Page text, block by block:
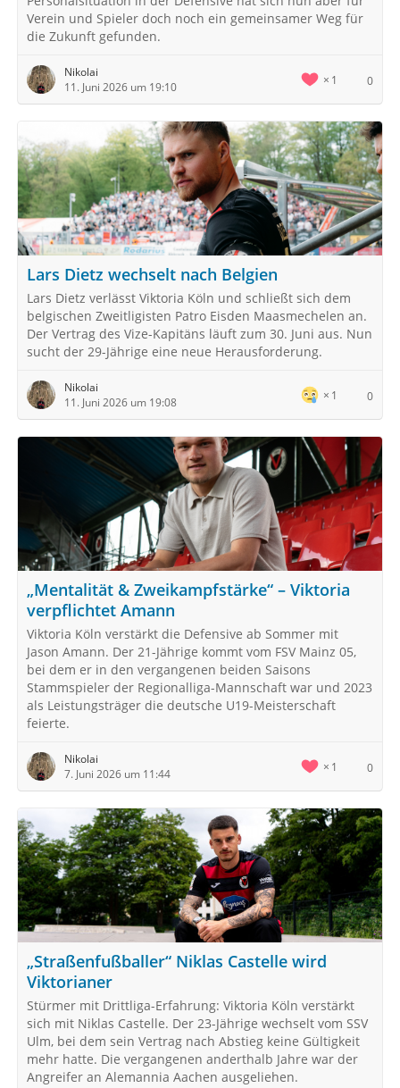
Verein und Spieler doch noch ein gemeinsamer Weg für
die Zukunft gefunden.
Nikolai
11. Juni 2026 um 19:10
1 0
Lars Dietz wechselt nach Belgien
Lars Dietz verlässt Viktoria Köln und schließt sich dem
belgischen Zweitligisten Patro Eisden Maasmechelen an.
Der Vertrag des Vize-Kapitäns läuft zum 30. Juni aus. Nun
sucht der 29-Jährige eine neue Herausforderung.
Nikolai
11. Juni 2026 um 19:08
1 0
„Mentalität & Zweikampfstärke“ – Viktoria
verpflichtet Amann
Viktoria Köln verstärkt die Defensive ab Sommer mit
Jason Amann. Der 21-Jährige kommt vom FSV Mainz 05,
bei dem er in den vergangenen beiden Saisons
Stammspieler der Regionalliga-Mannschaft war und 2023
als Leistungsträger die deutsche U19-Meisterschaft
feierte.
Nikolai
7. Juni 2026 um 11:44
1 0
„Straßenfußballer“ Niklas Castelle wird
Viktorianer
Stürmer mit Drittliga-Erfahrung: Viktoria Köln verstärkt
sich mit Niklas Castelle. Der 23-Jährige wechselt vom SSV
Ulm, bei dem sein Vertrag nach Abstieg keine Gültigkeit
mehr hatte. Die vergangenen anderthalb Jahre war der
Angreifer an Alemannia Aachen ausgeliehen.